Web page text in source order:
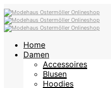
Home
Damen
Accessoires
Blusen
Hoodies